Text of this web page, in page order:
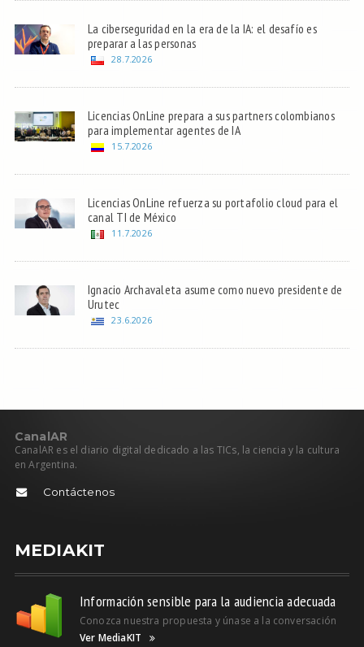
La ciberseguridad en la era de la IA: el desafío es
preparar a las personas
28.7.2026
Licencias OnLine prepara a sus partners colombianos
para implementar agentes de IA
15.7.2026
Licencias OnLine refuerza su portafolio cloud para el
canal TI de México
11.7.2026
Ignacio Archavaleta asume como nuevo presidente de
Urutec
23.6.2026
CanalAR
CanalAR es el diario digital dedicado a las TICs, la ciencia y la cultura
en Argentina.
Contáctenos
MEDIAKIT
Información sensible para la audiencia adecuada
Conozca nuestra propuesta y únase a la conversación
Ver MediaKIT